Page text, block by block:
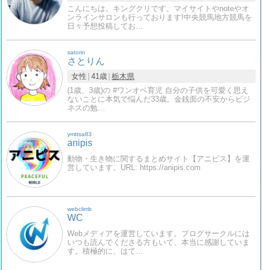
こんにちは。キングクリです。マイサイトやnoteやオ
ンラインサロンも行っております!中央競馬地方競馬を
日々予想投稿してお…
satorin
さとりん
女性 41歳 栃木県
(1歳、3歳)の #ワンオペ育児 自分の子供を可愛く思え
ないことに本気で悩んだ33歳。金銭面の不安からビジ
ネスの勉…
ymttsa83
anipis
動物・生き物に関するまとめサイト【アニピス】を運
営しています。URL: https://anipis.com
webclimb
WC
Webメディアを運営しています。ブログサークルには
いつも読んでくださる方もいて、本当に感謝していま
す。積極的に、はて…